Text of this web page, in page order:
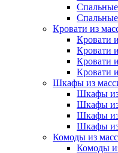
Кровати из
Кровати
Кровати
Кровати
Кровати
Шкафы из
Шкафы
Шкафы из
Шкафы
Шкафы
Комоды из
Комоды